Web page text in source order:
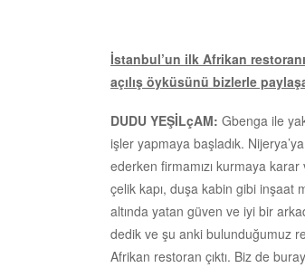
İstanbul’un ilk Afrikan
açılış öyküsünü bizlerle
DUDU YEŞİLçAM: Gbenga ile
işler yapmaya başladık.
ederken firmamızı kurmaya
çelik kapı, duşa kabin gibi inşaat
altında yatan güven ve iyi bir
dedik ve şu anki bulunduğumuz
Afrikan restoran çıktı. Biz de